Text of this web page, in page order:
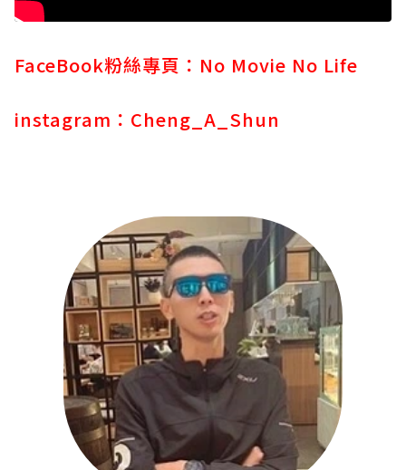
FaceBook粉絲專頁： No Movie No Life
instagram： Cheng_A_Shun